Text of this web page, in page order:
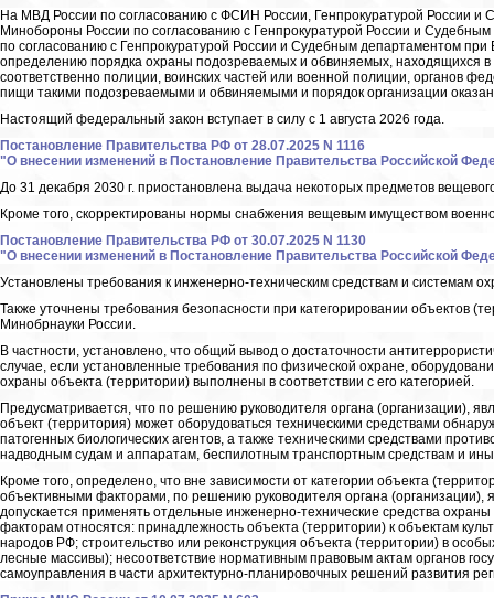
На МВД России по согласованию с ФСИН России, Генпрокуратурой России
Минобороны России по согласованию с Генпрокуратурой России и
по согласованию с Генпрокуратурой России и Судебным департаментом
определению порядка охраны подозреваемых и обвиняемых, находящихся
соответственно полиции, воинских частей или военной полиции, органов
пищи такими подозреваемыми и обвиняемыми и порядок организации
Настоящий федеральный закон вступает в силу с 1 августа 2026 года.
Постановление Правительства РФ от 28.07.2025 N 1116
"О внесении изменений в Постановление Правительства Российской
До 31 декабря 2030 г. приостановлена выдача некоторых предметов
Кроме того, скорректированы нормы снабжения вещевым имуществом
Постановление Правительства РФ от 30.07.2025 N 1130
"О внесении изменений в Постановление Правительства Российской
Установлены требования к инженерно-техническим средствам и системам
Также уточнены требования безопасности при категорировании объектов
Минобрнауки России.
В частности, установлено, что общий вывод о достаточности
случае, если установленные требования по физической охране,
охраны объекта (территории) выполнены в соответствии с его категорией.
Предусматривается, что по решению руководителя органа (организации),
объект (территория) может оборудоваться техническими средствами
патогенных биологических агентов, а также техническими средствами
надводным судам и аппаратам, беспилотным транспортным средствам и
Кроме того, определено, что вне зависимости от категории объекта
объективными факторами, по решению руководителя органа
допускается применять отдельные инженерно-технические средства
факторам относятся: принадлежность объекта (территории) к объектам
народов РФ; строительство или реконструкция объекта (территории) в
лесные массивы); несоответствие нормативным правовым актам органов
самоуправления в части архитектурно-планировочных решений развития